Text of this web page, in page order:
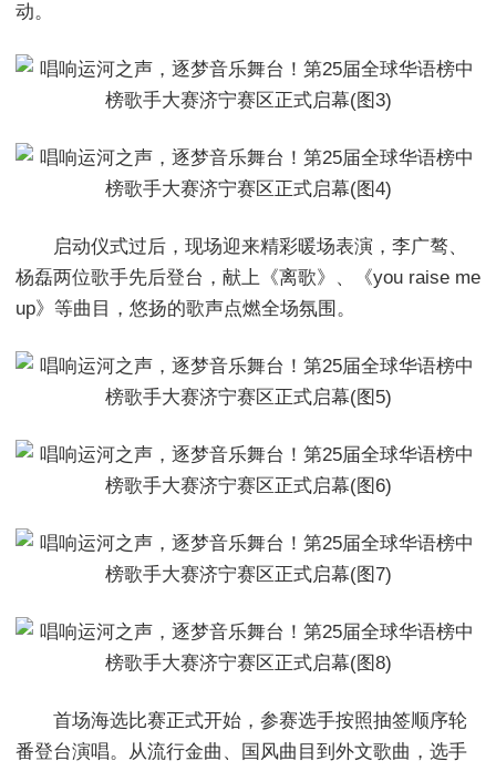
动。
启动仪式过后，现场迎来精彩暖场表演，李广骜、
杨磊两位歌手先后登台，献上《离歌》、《you raise me
up》等曲目，悠扬的歌声点燃全场氛围。
首场海选比赛正式开始，参赛选手按照抽签顺序轮
番登台演唱。从流行金曲、国风曲目到外文歌曲，选手